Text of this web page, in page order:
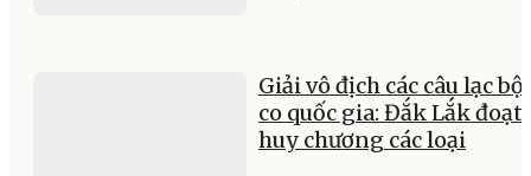
Giải vô địch các câu lạc bộ
co quốc gia: Đắk Lắk đoạt
huy chương các loại